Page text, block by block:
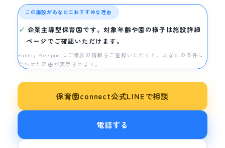
この施設があなたにおすすめな理由
企業主導型保育園です。対象年齢や園の様子は施設詳細
ページでご確認いただけます。
Family Passportにご家族の情報をご登録いただくと、あなたの条件に
合わせた理由が表示されます。
保育園connect公式LINEで相談
電話する